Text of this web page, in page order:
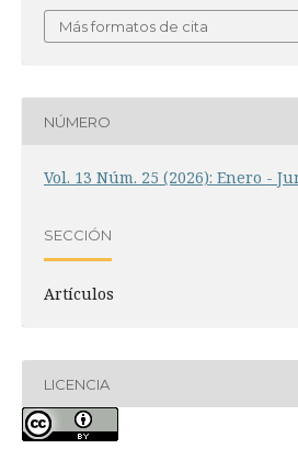
Más formatos de cita
NÚMERO
Vol. 13 Núm. 25 (2026): Enero -
SECCIÓN
Artículos
LICENCIA